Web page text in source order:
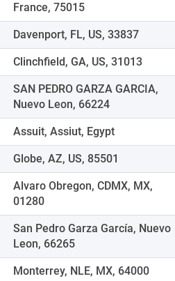
France, 75015
Davenport, FL, US, 33837
Clinchfield, GA, US, 31013
SAN PEDRO GARZA GARCIA,
Nuevo Leon, 66224
Assuit, Assiut, Egypt
Globe, AZ, US, 85501
Alvaro Obregon, CDMX, MX,
01280
San Pedro Garza García, Nuevo
Leon, 66265
Monterrey, NLE, MX, 64000